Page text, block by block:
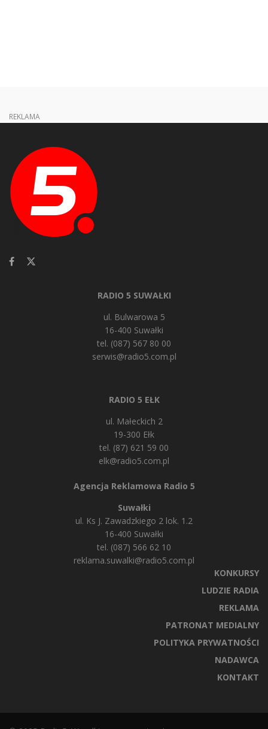
REKLAMA
RADIO 5 SUWAŁKI
ul. Bulwarowa 5
16-400 Suwałki
tel. (087) 567 80 00
serwis@radio5.com.pl
RADIO 5 EŁK
ul. Małeckich 2
19-300 Ełk
tel. (87) 621 59 00
elk@radio5.com.pl
Agencja Reklamowa Radio 5
Suwałki
ul. Ks J. Zawadzkiego 2 lok. 1.2
16-400 Suwałki
tel. (087) 566 62 10
reklama.suwalki@radio5.com.pl
KONKURSY
LUDZIE RADIA
REKLAMA
PATRONAT MEDIALNY
POLITYKA PRYWATNOŚCI
NADAWCA
KONTAKT